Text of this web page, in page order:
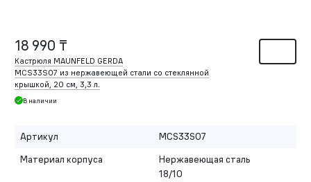
18 990 ₸
Кастрюля MAUNFELD GERDA
MCS33S07 из нержавеющей стали со стеклянной
крышкой, 20 см, 3,3 л.
В наличии
Артикул
MCS33S07
Материал корпуса
Нержавеющая сталь
18/10